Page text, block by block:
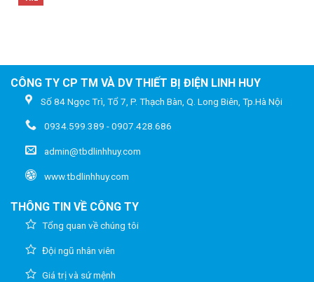
CÔNG TY CP TM VÀ DV THIẾT BỊ ĐIỆN LINH HUY
Số 84 Ngọc Trì, Tổ 7, P. Thạch Bàn, Q. Long Biên, Tp.Hà Nội
0934.599.389 - 0907.428.686
admin@tbdlinhhuy.com
www.tbdlinhhuy.com
THÔNG TIN VỀ CÔNG TY
Tổng quan về chúng tôi
Đội ngũ nhân viên
Giá trị và sứ mệnh